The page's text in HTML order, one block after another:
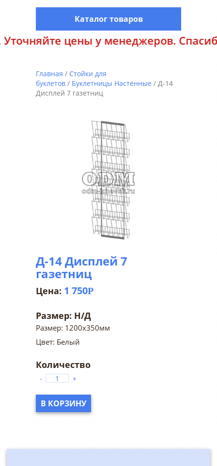
цены у менеджеров. Спасибо за
Каталог товаров
Главная / Стойки для
буклетов / Буклетницы Настенные / Д-14
Дисплей 7 газетниц
Д-14 Дисплей 7
газетниц
1 750Р
Размер: Н/Д
Размер: 1200х350мм
Цвет: Белый
- +
В КОРЗИНУ